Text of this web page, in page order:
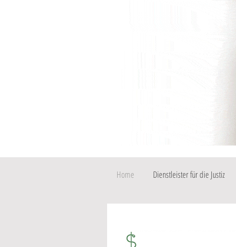
Home Dienstleister für die Justiz